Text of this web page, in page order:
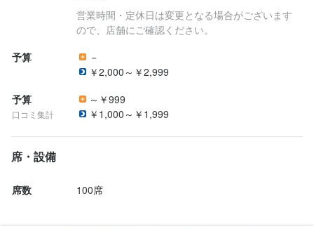
営業時間・定休日は変更となる場合がございます
ので、店舗にご確認ください。
予算
－
￥2,000～￥2,999
予算
口コミ集計
～￥999
￥1,000～￥1,999
席・設備
席数 100席
どんアップしていきます。ボーナス支給もあるので、毎日モチベ
4年後の店長昇進、10年後の幹部候補昇進も描けるキャリアパスで
【週休3日＆長期休暇制度アリ】
夏季休暇、冬期休暇など長期休暇も取得できます。
店舗運営のノウハウや人脈の形成等、将来の独立に向け必要なこ